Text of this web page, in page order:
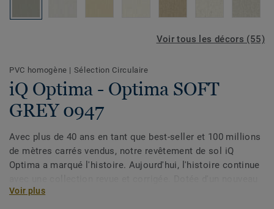
Voir tous les décors (55)
PVC homogène | Sélection Circulaire
iQ Optima - Optima SOFT
GREY 0947
Avec plus de 40 ans en tant que best-seller et 100 millions
de mètres carrés vendus, notre revêtement de sol iQ
Optima a marqué l'histoire. Aujourd'hui, l'histoire continue
design et d'une palette élargie de couleurs, la collection
Voir plus